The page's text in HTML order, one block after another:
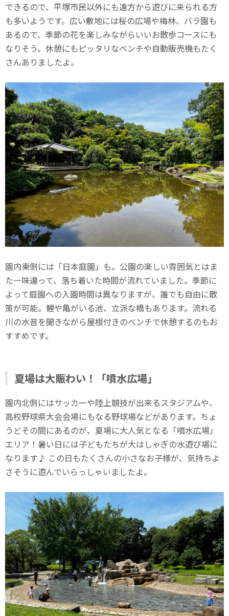
できるので、平塚市民以外にも遠方から遊びに来られる方
も多いようです。広い敷地には桜の広場や梅林、バラ園も
あるので、季節の花を楽しみながらいいお散歩コースにも
なりそう。休憩にもピッタリなベンチや自動販売機もたく
さんありましたよ。
園内東側には「日本庭園」も。公園の楽しい雰囲気とはま
た一味違って、落ち着いた時間が流れていました。季節に
よって庭園への入園時間は異なりますが、誰でも自由に散
策が可能。鯉や亀がいる池、立派な橋もあります。流れる
川の水音を聞きながら屋根付きのベンチで休憩するのもお
すすめです。
夏場は大賑わい！「噴水広場」
園内北側にはサッカーや陸上競技が出来るスタジアムや、
高校野球県大会会場にもなる野球場などがあります。ちょ
うどその間にあるのが、夏場に大人気となる「噴水広場」
エリア！暑い日には子どもたちが大はしゃぎの水遊び場に
なります♪ この日もたくさんの小さなお子様が、気持ちよ
さそうに遊んでいらっしゃいましたよ。